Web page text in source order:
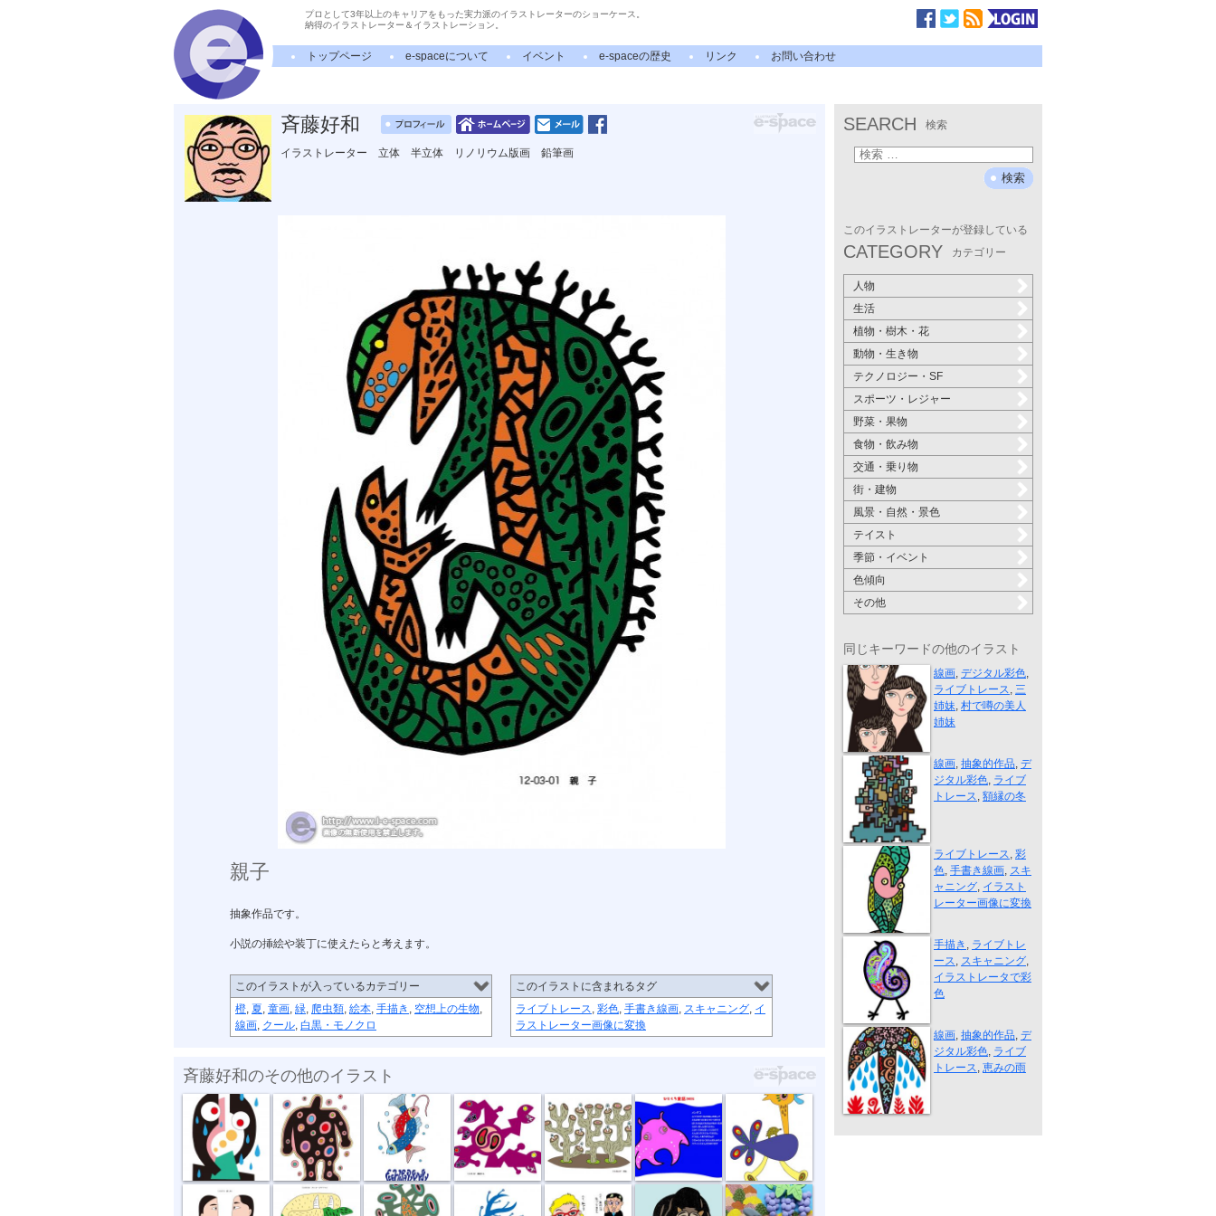
プロとして3年以上のキャリアをもった実力派のイラストレーターのショーケース。
納得のイラストレーター＆イラストレーション。
トップページ e-spaceについて イベント e-spaceの歴史 リンク お問い合わせ
斉藤好和
イラストレーター 立体 半立体 リノリウム版画 鉛筆画
親子
抽象作品です。
小説の挿絵や装丁に使えたらと考えます。
このイラストが入っているカテゴリー
橙, 夏, 童画, 緑, 爬虫類, 絵本, 手描き , 空想上の生物,
線画, クール, 白黒・モノクロ
このイラストに含まれるタグ
ライブトレース, 彩色, 手書き線画, スキャニング, イ
ラストレーター画像に変換
斉藤好和のその他のイラスト
傘がない 正体不明 深海の恋 草原タクシー
話し合い オハヨーゴザ... 噂の出所 風祭り ハイ私です。 ジャコウウシ しちのすけa
SEARCH 検索
このイラストレーターが登録している
CATEGORY カテゴリー
人物
生活
植物・樹木・花
動物・生き物
テクノロジー・SF
スポーツ・レジャー
野菜・果物
食物・飲み物
交通・乗り物
街・建物
風景・自然・景色
テイスト
季節・イベント
色傾向
その他
同じキーワードの他のイラスト
三姉妹
線画, デジタル彩色,
ライブトレース, 三
姉妹, 村で噂の美人
姉妹
額縁の冬
線画, 抽象的作品, デ
ジタル彩色, ライブ
トレース, 額縁の冬
直立するサナギ
ライブトレース, 彩
色, 手書き線画, スキ
ャニング, イラスト
レーター画像に変換
散歩の習慣
手描き , ライブトレ
ース, スキャニング,
イラストレータで彩
色
めぐみ
線画, 抽象的作品, デ
ジタル彩色, ライブ
トレース, 恵みの雨